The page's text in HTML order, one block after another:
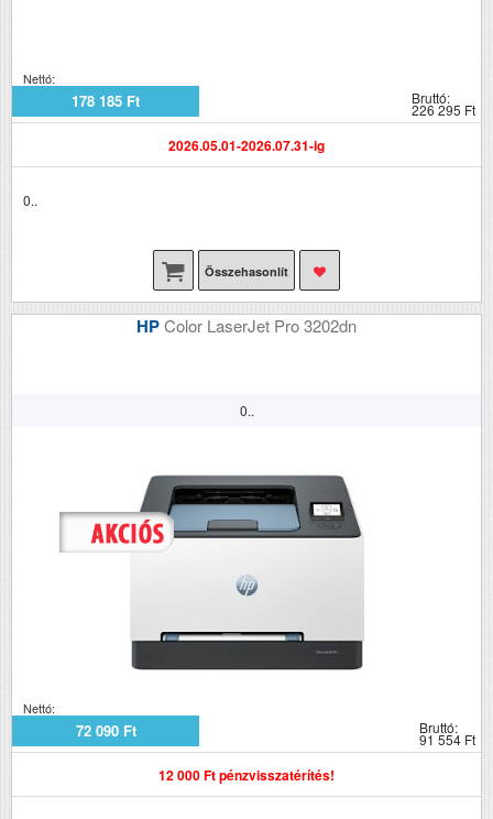
Nettó:
178 185 Ft Bruttó:
226 295 Ft
2026.05.01-2026.07.31-ig
0..
Összehasonlít
HPColor LaserJet Pro 3202dn
0..
Nettó:
72 090 Ft Bruttó:
91 554 Ft
12 000 Ft pénzvisszatérítés!